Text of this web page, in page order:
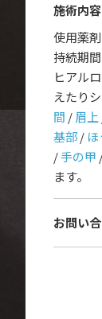
施術内容
使用薬剤
持続期間
ヒアル
えたり
間 /眉上
基部/
/手の甲
ます。
お問い